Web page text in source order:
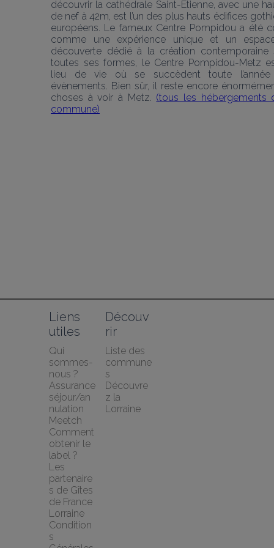
découvrir la cathédrale Saint-Etienne, avec une
de nef à 42m, est l’un des plus hauts édifices
européens. Le fameux Centre Pompidou a été
comme une expérience unique et un
découverte dédié à la création contemporaine
toutes ses formes, le Centre Pompidou-Metz
lieu de vie où se succèdent toute
évènements. Bien sûr, il reste encore
choses à voir à Metz. (tous les hébergements
commune)
Liens
utiles
Qui
sommes-
nous ?
Assurance
séjour/an
nulation
Meetch
Comment
obtenir le
label ?
Les
partenaire
s de Gîtes
de France
Lorraine
Condition
s
Découv
rir
Liste des
commune
s
Découvre
z la
Lorraine